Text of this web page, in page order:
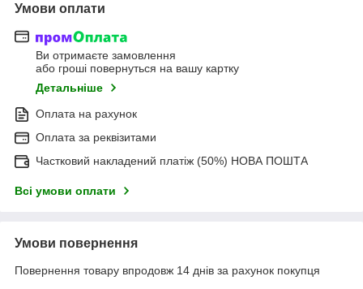
Умови оплати
Ви отримаєте замовлення
або гроші повернуться на вашу картку
Детальніше
Оплата на рахунок
Оплата за реквізитами
Частковий накладений платіж (50%) НОВА ПОШТА
Всі умови оплати
Умови повернення
Повернення товару впродовж 14 днів за рахунок покупця